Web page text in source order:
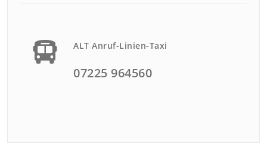
ALT Anruf-Linien-Taxi
07225 964560